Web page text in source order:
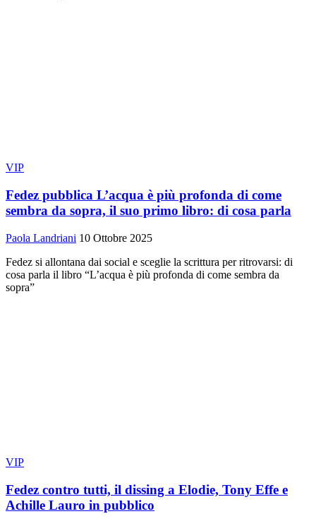
VIP
Fedez pubblica L’acqua è più profonda di come
sembra da sopra, il suo primo libro: di cosa parla
Paola Landriani 10 Ottobre 2025
Fedez si allontana dai social e sceglie la scrittura per ritrovarsi: di
cosa parla il libro “L’acqua è più profonda di come sembra da
sopra”
VIP
Fedez contro tutti, il dissing a Elodie, Tony Effe e
Achille Lauro in pubblico